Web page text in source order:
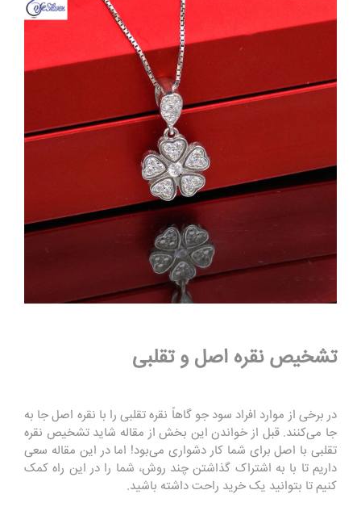
تشخیص نقره اصل و تقلبی
در برخی از موارد افراد سود جو گاهاً نقره تقلبی را با نقره اصل جا به
جا می‌کنند. قبل از خواندن این بخش از مقاله شاید تشخیص نقره
تقلبی با اصل برای شما کار دشواری می‌بود! اما در این مقاله سعی
داریم تا با به اشتراک گذاشتن چند روش، شما را در این راه کمک
کنیم تا بتوانید یک خرید راحت داشته باشید.